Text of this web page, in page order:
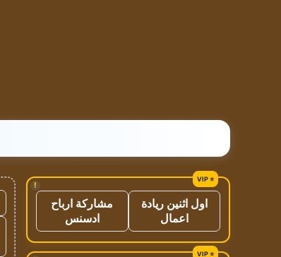
!
اول اثنين ريادة
اعمال
مشاركة ارباح
ادسنس